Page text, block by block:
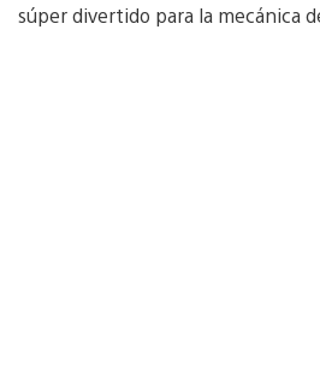
súper divertido para la mecánica